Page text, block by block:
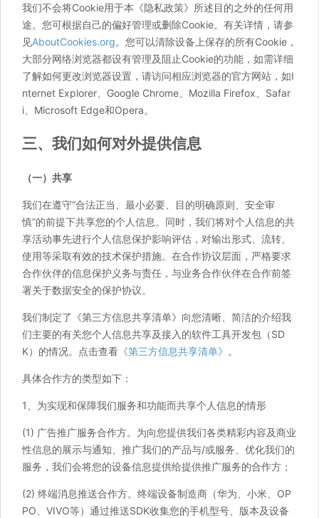
我们不会将Cookie用于本《隐私政策》所述目的之外的任何用
途。您可根据自己的偏好管理或删除Cookie。有关详情，请参
见AboutCookies.org。您可以清除设备上保存的所有Cookie，
大部分网络浏览器都设有管理及阻止Cookie的功能，如需详细
了解如何更改浏览器设置，请访问相应浏览器的官方网站，如I
nternet Explorer、Google Chrome、Mozilla Firefox、Safar
i、Microsoft Edge和Opera。
三、我们如何对外提供信息
（一）共享
我们在遵守“合法正当、最小必要、目的明确原则、安全审
慎”的前提下共享您的个人信息。同时，我们将对个人信息的共
享活动事先进行个人信息保护影响评估，对输出形式、流转、
使用等采取有效的技术保护措施。在合作协议层面，严格要求
合作伙伴的信息保护义务与责任，与业务合作伙伴在合作前签
署关于数据安全的保护协议。
我们制定了《第三方信息共享清单》向您清晰、简洁的介绍我
们主要的有关您个人信息共享及接入的软件工具开发包（SD
K）的情况。点击查看 《第三方信息共享清单》 。
具体合作方的类型如下：
1、为实现和保障我们服务和功能而共享个人信息的情形
(1) 广告推广服务合作方。为向您提供我们各类精彩内容及商业
性信息的展示与通知、推广我们的产品与/或服务、优化我们的
服务，我们会将您的设备信息提供给提供推广服务的合作方；
(2) 终端消息推送合作方。终端设备制造商（华为、小米、OP
PO、VIVO等）通过推送SDK收集您的手机型号、版本及设备